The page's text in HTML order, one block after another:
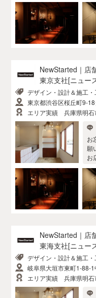
る
化
きます。 5.
ン
す
は
ア
れ
も
り
い
あ
定
へ 価格帯は 工事 坪30万円〜 デザイン費
に
た
か
目が届
以
そ
て
3.
運
感
私
える
中
る
化
きます。 5.
ン
す
は
ア
れ
も
り
い
NewStarted｜
東京支社[ニュ
ャ]
デザイン・設計＆施工・工事 物件探し 立地診断 開
ターケア
東京都渋谷区桜丘町9-
エリア実績 兵庫県明石
お
願いしま
お店
1.
に
た
か
目が届
以
そ
て
3.
運
感
NewStarted｜
東海支社[ニュー
デザイン・設計＆施工・工事 物件探し 立地診断 開
ターケア
岐阜県大垣市東町1-88-
エリア実績 兵庫県明石